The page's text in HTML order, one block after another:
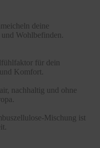
deine
Wohlbefinden.
für dein
Komfort.
nachhaltig und ohne
Mischung ist